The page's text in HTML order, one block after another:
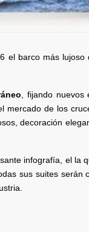
el barco más
, fijando
mercado de los
decoración
infografía, el la
sus suites